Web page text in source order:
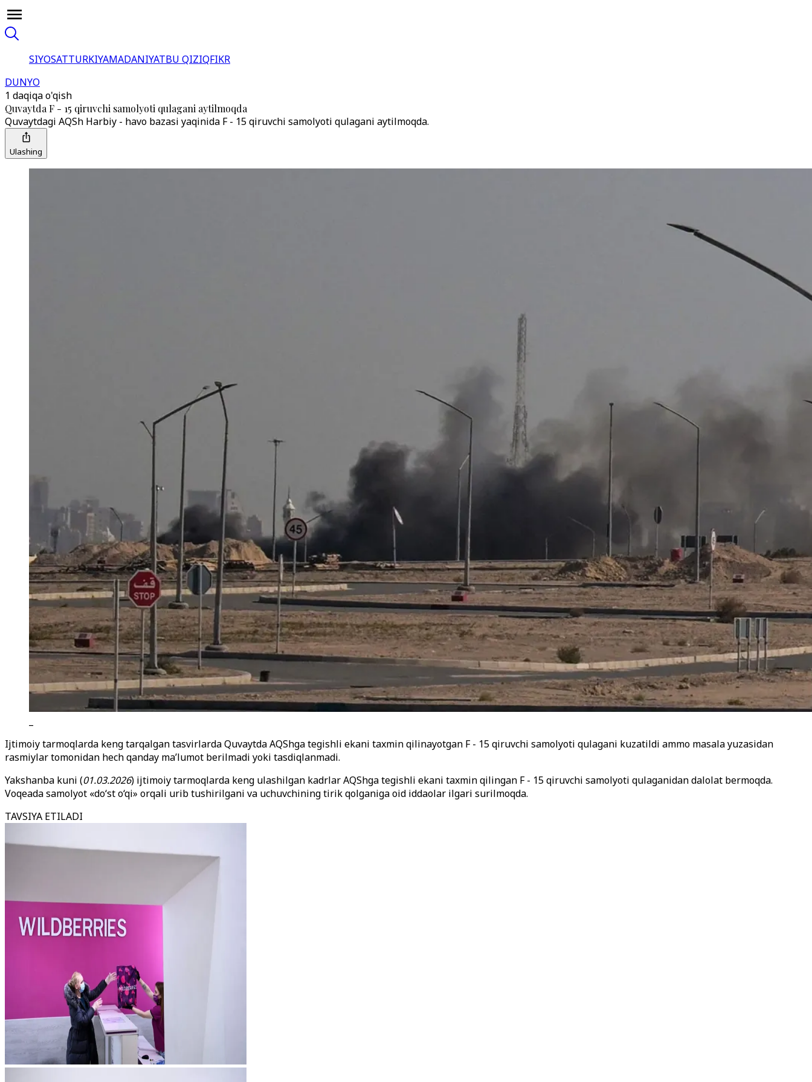
SIYOSATTURKIYAMADANIYATBU QIZIQFIKR
DUNYO
1 daqiqa o'qish
Quvaytda F - 15 qiruvchi samolyoti qulagani aytilmoqda
Quvaytdagi AQSh Harbiy - havo bazasi yaqinida F - 15 qiruvchi samolyoti qulagani aytilmoqda.
Ulashing
Ijtimoiy tarmoqlarda keng tarqalgan tasvirlarda Quvaytda AQShga tegishli ekani taxmin qilinayotgan F - 15 qiruvchi samolyoti qulagani kuzatildi ammo masala yuzasidan
rasmiylar tomonidan hech qanday ma’lumot berilmadi yoki tasdiqlanmadi.
Yakshanba kuni (01.03.2026) ijtimoiy tarmoqlarda keng ulashilgan kadrlar AQShga tegishli ekani taxmin qilingan F - 15 qiruvchi samolyoti qulaganidan dalolat bermoqda.
Voqeada samolyot «do‘st o‘qi» orqali urib tushirilgani va uchuvchining tirik qolganiga oid iddaolar ilgari surilmoqda.
TAVSIYA ETILADI